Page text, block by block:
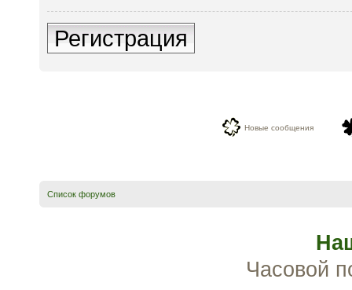
Регистрация
Новые сообщения
Список форумов
Часовой